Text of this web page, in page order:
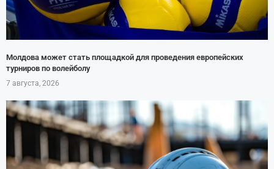
Молдова может стать площадкой для проведения европейских
турниров по волейболу
7 августа, 2026